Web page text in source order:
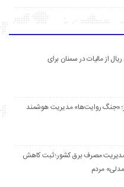
ریال از مالیات در سمنان برای
«جنگ روایت‌ها» مدیریت هوشمند
مدیریت مصرف برق کشور؛ ثبت کاهش